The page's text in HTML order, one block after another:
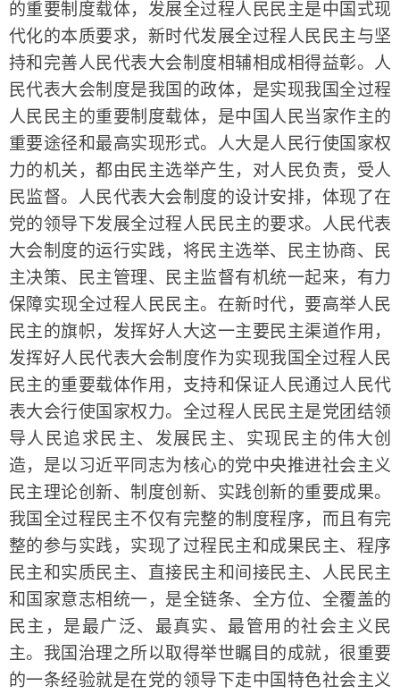
的重要制度载体，发展全过程人民民主是中国式现
代化的本质要求，新时代发展全过程人民民主与坚
持和完善人民代表大会制度相辅相成相得益彰。人
民代表大会制度是我国的政体，是实现我国全过程
人民民主的重要制度载体，是中国人民当家作主的
重要途径和最高实现形式。人大是人民行使国家权
力的机关，都由民主选举产生，对人民负责，受人
民监督。人民代表大会制度的设计安排，体现了在
党的领导下发展全过程人民民主的要求。人民代表
大会制度的运行实践，将民主选举、民主协商、民
主决策、民主管理、民主监督有机统一起来，有力
保障实现全过程人民民主。在新时代，要高举人民
民主的旗帜，发挥好人大这一主要民主渠道作用，
发挥好人民代表大会制度作为实现我国全过程人民
民主的重要载体作用，支持和保证人民通过人民代
表大会行使国家权力。全过程人民民主是党团结领
导人民追求民主、发展民主、实现民主的伟大创
造，是以习近平同志为核心的党中央推进社会主义
民主理论创新、制度创新、实践创新的重要成果。
我国全过程民主不仅有完整的制度程序，而且有完
整的参与实践，实现了过程民主和成果民主、程序
民主和实质民主、直接民主和间接民主、人民民主
和国家意志相统一，是全链条、全方位、全覆盖的
民主，是最广泛、最真实、最管用的社会主义民
主。我国治理之所以取得举世瞩目的成就，很重要
的一条经验就是在党的领导下走中国特色社会主义